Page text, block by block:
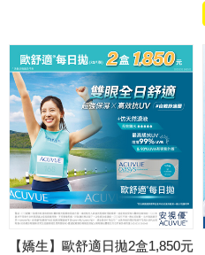
【嬌生】歐舒適日拋2盒1,850元